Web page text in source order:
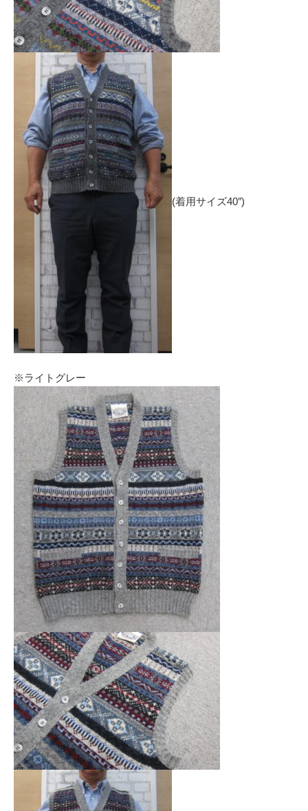
(着用サイズ40″)
※ライトグレー